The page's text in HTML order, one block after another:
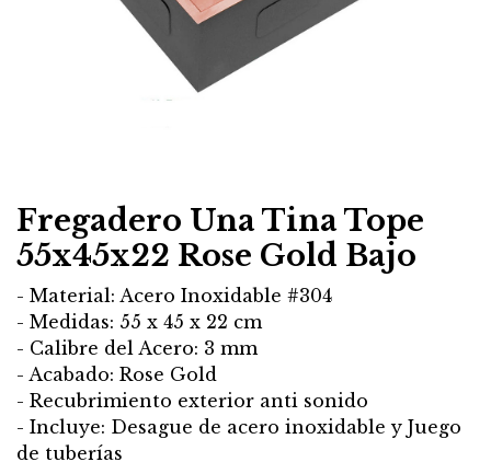
Fregadero Una Tina Tope
55x45x22 Rose Gold Bajo
- Material: Acero Inoxidable #304
- Medidas: 55 x 45 x 22 cm
- Calibre del Acero: 3 mm
- Acabado: Rose Gold
- Recubrimiento exterior anti sonido
- Incluye: Desague de acero inoxidable y Juego
de tuberías